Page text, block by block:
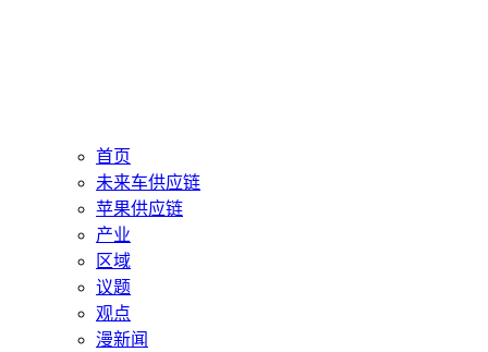
首页
未来车供应链
苹果供应链
产业
区域
议题
观点
漫新闻